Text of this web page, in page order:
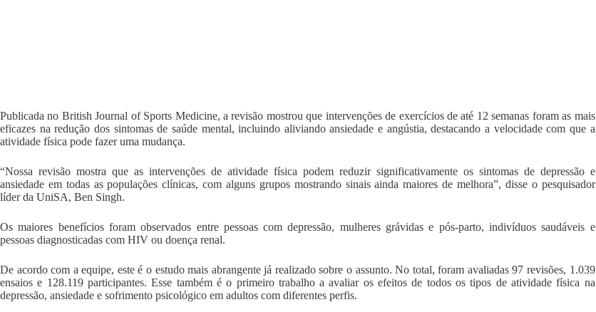
Publicada no British Journal of Sports Medicine, a revisão mostrou que intervenções de exercícios de até 12 semanas foram as mais
eficazes na redução dos sintomas de saúde mental, incluindo aliviando ansiedade e angústia, destacando a velocidade com que a
atividade física pode fazer uma mudança.
“Nossa revisão mostra que as intervenções de atividade física podem reduzir significativamente os sintomas de depressão e
ansiedade em todas as populações clínicas, com alguns grupos mostrando sinais ainda maiores de melhora”, disse o pesquisador
líder da UniSA, Ben Singh.
Os maiores benefícios foram observados entre pessoas com depressão, mulheres grávidas e pós-parto, indivíduos saudáveis ​​e
pessoas diagnosticadas com HIV ou doença renal.
De acordo com a equipe, este é o estudo mais abrangente já realizado sobre o assunto. No total, foram avaliadas 97 revisões, 1.039
ensaios e 128.119 participantes. Esse também é o primeiro trabalho a avaliar os efeitos de todos os tipos de atividade física na
depressão, ansiedade e sofrimento psicológico em adultos com diferentes perfis.